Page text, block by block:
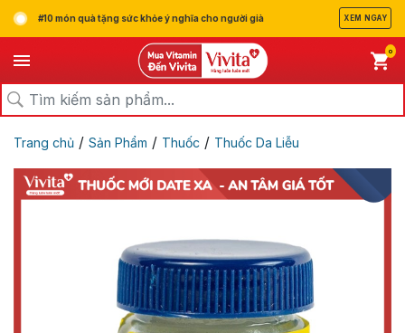
#10 món quà tặng sức khỏe ý nghĩa cho người già XEM NGAY
0
Trang chủ / Sản Phẩm / Thuốc / Thuốc Da Liễu